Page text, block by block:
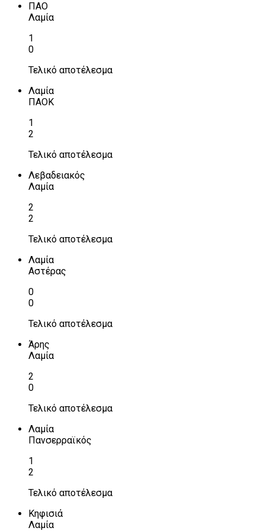
ΠΑΟ
Λαμία
1
0
Τελικό αποτέλεσμα
Λαμία
ΠΑΟΚ
1
2
Τελικό αποτέλεσμα
Λεβαδειακός
Λαμία
2
2
Τελικό αποτέλεσμα
Λαμία
Αστέρας
0
0
Τελικό αποτέλεσμα
Άρης
Λαμία
2
0
Τελικό αποτέλεσμα
Λαμία
Πανσερραϊκός
1
2
Τελικό αποτέλεσμα
Κηφισιά
Λαμία